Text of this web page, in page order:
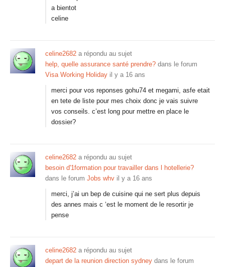
a bientot
celine
celine2682 a répondu au sujet
help, quelle assurance santé prendre? dans le forum
Visa Working Holiday il y a 16 ans
merci pour vos reponses gohu74 et megami, asfe etait
en tete de liste pour mes choix donc je vais suivre
vos conseils. c’est long pour mettre en place le
dossier?
celine2682 a répondu au sujet
besoin d'1formation pour travailler dans l hotellerie?
dans le forum Jobs whv il y a 16 ans
merci, j’ai un bep de cuisine qui ne sert plus depuis
des annes mais c ‘est le moment de le resortir je
pense
celine2682 a répondu au sujet
depart de la reunion direction sydney dans le forum